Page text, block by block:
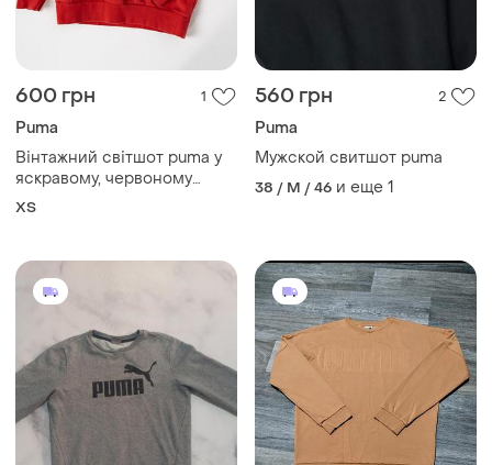
600 грн 1
Puma
Вінтажний світшот puma у
яскравому, червоному
кольорі — стильна та
класичний крій з круглою
горловиною (
XS
560 грн 2
Puma
Мужской свитшот puma
38 / M / 46 и еще 1